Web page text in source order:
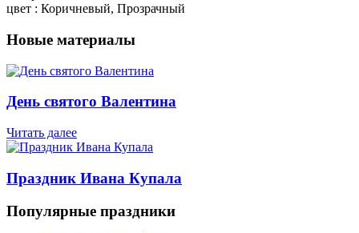
цвет : Коричневый, Прозрачный
Новые материалы
День святого Валентина
Читать далее
Праздник Ивана Купала
Популярные праздники